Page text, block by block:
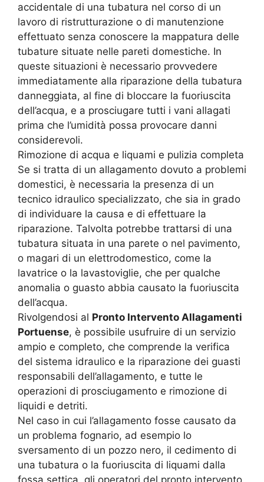
accidentale di una tubatura nel corso di un
lavoro di ristrutturazione o di manutenzione
effettuato senza conoscere la mappatura delle
tubature situate nelle pareti domestiche. In
queste situazioni è necessario provvedere
immediatamente alla riparazione della tubatura
danneggiata, al fine di bloccare la fuoriuscita
dell’acqua, e a prosciugare tutti i vani allagati
prima che l’umidità possa provocare danni
considerevoli.
Rimozione di acqua e liquami e pulizia completa
Se si tratta di un allagamento dovuto a problemi
domestici, è necessaria la presenza di un
tecnico idraulico specializzato, che sia in grado
di individuare la causa e di effettuare la
riparazione. Talvolta potrebbe trattarsi di una
tubatura situata in una parete o nel pavimento,
o magari di un elettrodomestico, come la
lavatrice o la lavastoviglie, che per qualche
anomalia o guasto abbia causato la fuoriuscita
dell’acqua.
Rivolgendosi al Pronto Intervento Allagamenti
Portuense, è possibile usufruire di un servizio
ampio e completo, che comprende la verifica
del sistema idraulico e la riparazione dei guasti
responsabili dell’allagamento, e tutte le
operazioni di prosciugamento e rimozione di
liquidi e detriti.
Nel caso in cui l’allagamento fosse causato da
un problema fognario, ad esempio lo
sversamento di un pozzo nero, il cedimento di
una tubatura o la fuoriuscita di liquami dalla
fossa settica, gli operatori del pronto intervento